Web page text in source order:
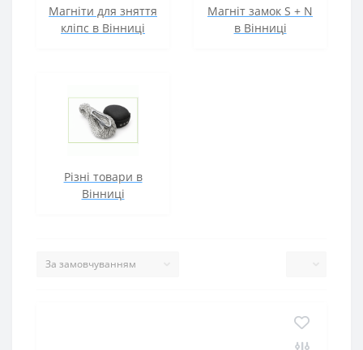
Магніти для зняття
кліпс в Вінниці
Магніт замок S + N
в Вінниці
Різні товари в
Вінниці